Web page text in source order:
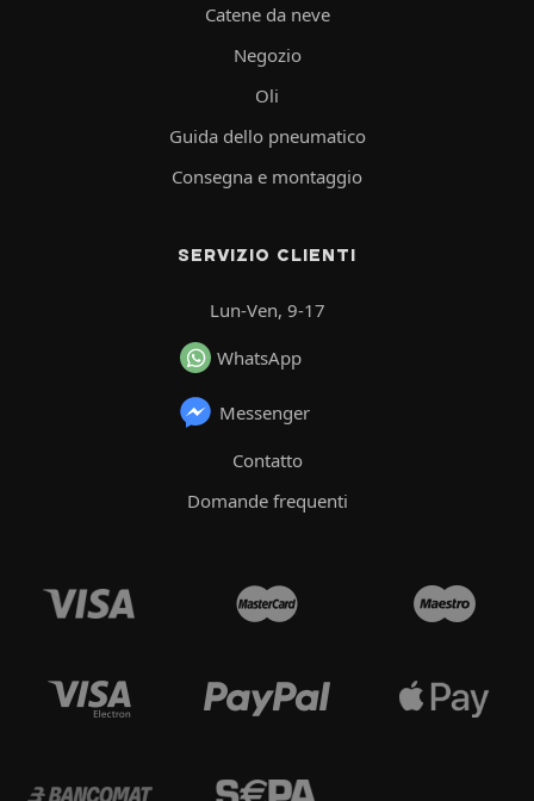
Catene da neve
Negozio
Oli
Guida dello pneumatico
Consegna e montaggio
SERVIZIO CLIENTI
Lun-Ven, 9-17
WhatsApp
Messenger
Contatto
Domande frequenti